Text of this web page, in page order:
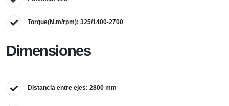
Torque(N.m/rpm): 325/1400-2700
Dimensiones
Distancia entre ejes: 2800 mm